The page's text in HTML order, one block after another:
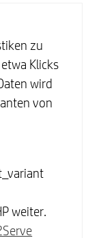
zu
Klicks
wird
von
weiter.